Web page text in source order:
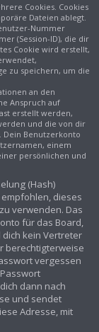
Cookies. Cookies
Dateien ablegt.
Nummer
(Session-ID), die dir
Cookie wird erstellt,
zu speichern, um die
an den
Anspruch auf
erstellt werden,
und die von dir
Dein Benutzerkonto
einem
persönlichen und
(Hash)
dieses
verwenden. Das
für das Board,
kein Vertreter
berechtigterweise
vergessen
dann nach
und sendet
Adresse, mit